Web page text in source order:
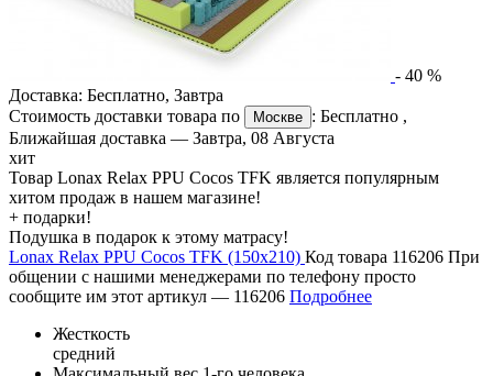
- 40 %
Доставка: Бесплатно, Завтра
Стоимость доставки товара по
Москве : Бесплатно ,
Ближайшая доставка — Завтра, 08 Августа
хит
Товар Lonax Relax PPU Cocos TFK является популярным
хитом продаж в нашем магазине!
+ подарки!
Подушка в подарок к этому матрасу!
Lonax Relax PPU Cocos TFK (150х210) Код товара 116206 При
общении с нашими менеджерами по телефону просто
сообщите им этот артикул — 116206 Подробнее
Жесткость
средний